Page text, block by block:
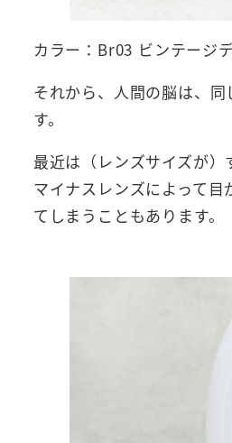
カラー：Br03 ビンテージ
それから、人間の脳は、
す。
最近は（レンズサイズが
マイナスレンズによって
てしまうこともあります。